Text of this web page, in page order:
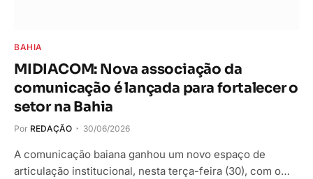
BAHIA
MIDIACOM: Nova associação da
comunicação é lançada para fortalecer o
setor na Bahia
Por REDAÇÃO 30/06/2026
A comunicação baiana ganhou um novo espaço de
articulação institucional, nesta terça-feira (30), com o…